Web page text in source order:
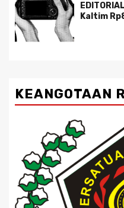
Kaltim
KEANGOTAAN